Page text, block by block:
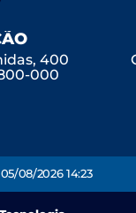
400
000
05/08/2026 14:23